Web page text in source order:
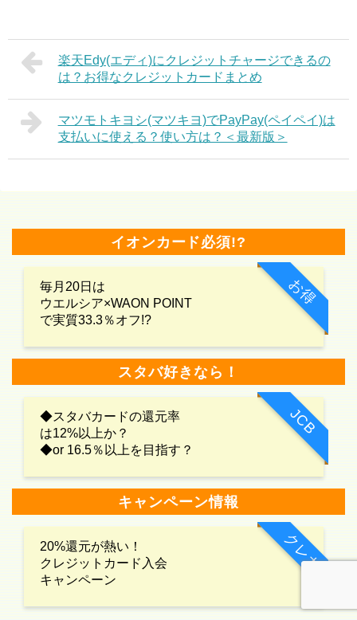
楽天Edy(エディ)にクレジットチャージできるの
は？お得なクレジットカードまとめ
マツモトキヨシ(マツキヨ)でPayPay(ペイペイ)は
支払いに使える？使い方は？＜最新版＞
イオンカード必須!?
お得
毎月20日は
ウエルシア×WAON POINT
で実質33.3％オフ!?
スタバ好きなら！
JCB
◆スタバカードの還元率
は12%以上か？
◆or 16.5％以上を目指す？
キャンペーン情報
クレカ
20%還元が熱い！
クレジットカード入会
キャンペーン